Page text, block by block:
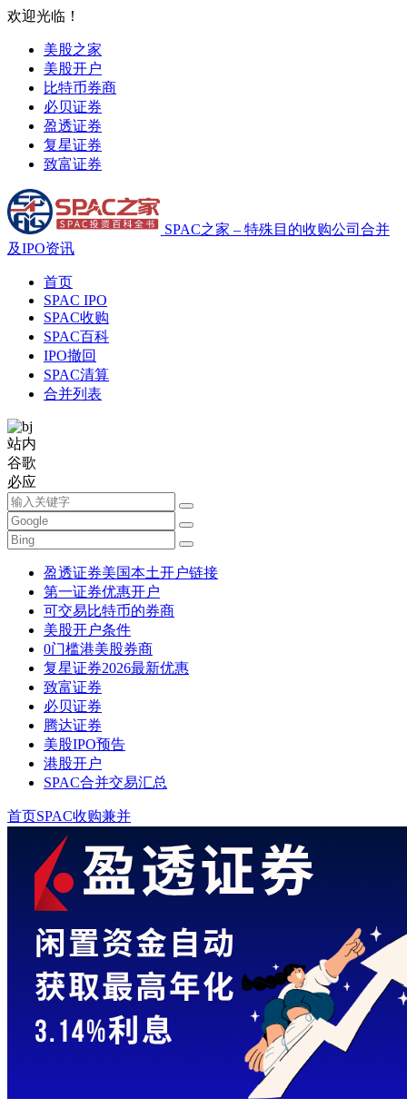
欢迎光临！
美股之家
美股开户
比特币券商
必贝证券
盈透证券
复星证券
致富证券
SPAC之家 – 特殊目的收购公司合并
及IPO资讯
首页
SPAC IPO
SPAC收购
SPAC百科
IPO撤回
SPAC清算
合并列表
站内
谷歌
必应
盈透证券美国本土开户链接
第一证券优惠开户
可交易比特币的券商
美股开户条件
0门槛港美股券商
复星证券2026最新优惠
致富证券
必贝证券
腾达证券
美股IPO预告
港股开户
SPAC合并交易汇总
首页SPAC收购兼并